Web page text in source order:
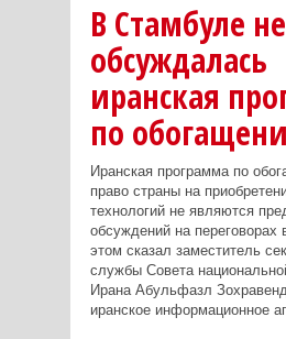
В Стамбуле не
обсуждалась
иранская
по
Иранская программа по
право страны на
технологий не являются
обсуждений на
этом сказал заместитель
службы Совета
Ирана Абульфазл
иранское информационное